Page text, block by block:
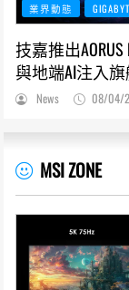
業界動態
技嘉推出
與地端AI注入
News 08/04/
MSI ZONE